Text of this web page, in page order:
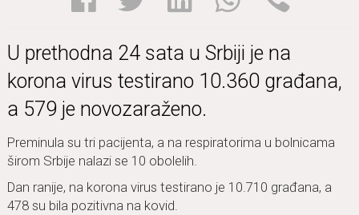
U prethodna 24 sata u Srbiji je na
korona virus testirano 10.360 građana,
a 579 je novozaraženo.
Preminula su tri pacijenta, a na respiratorima u bolnicama
širom Srbije nalazi se 10 obolelih.
Dan ranije, na korona virus testirano je 10.710 građana, a
478 su bila pozitivna na kovid.